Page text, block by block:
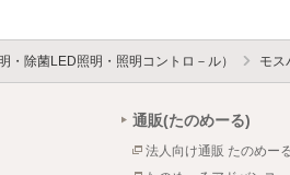
・除菌LED照明・照明コントロ－ル） モス
通販(たのめーる)
法人向け通販 たのめー